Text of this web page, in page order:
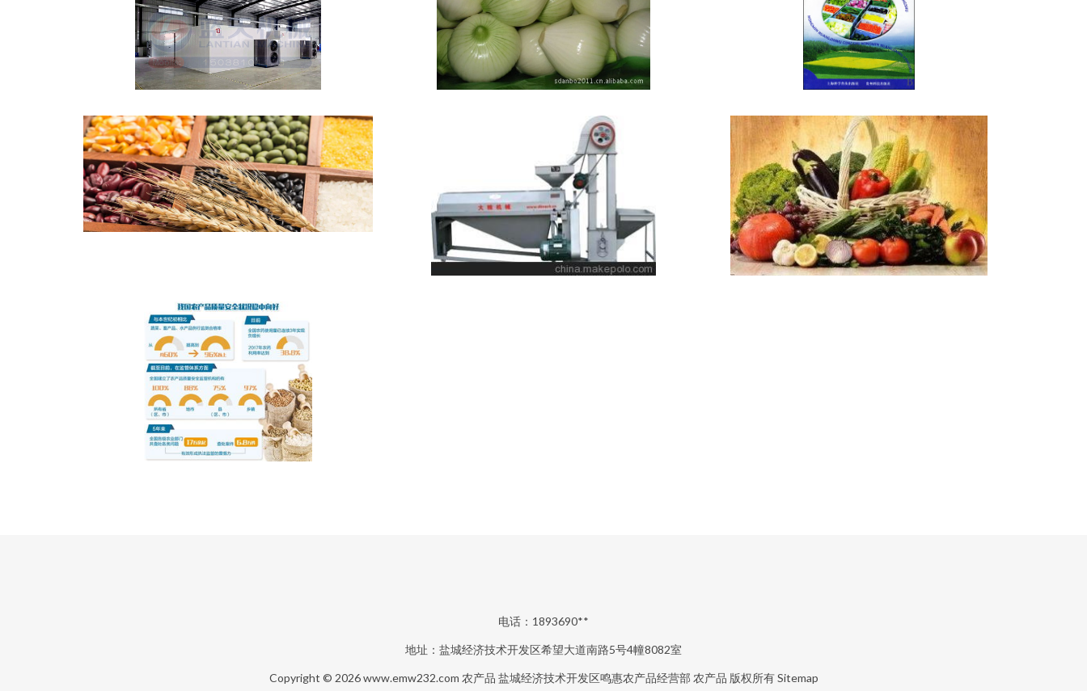
电话：1893690**
地址：盐城经济技术开发区希望大道南路5号4幢8082室
Copyright © 2026www.emw232.com 农产品 盐城经济技术开发区鸣惠农产品经营部 农产品 版权所有Sitemap